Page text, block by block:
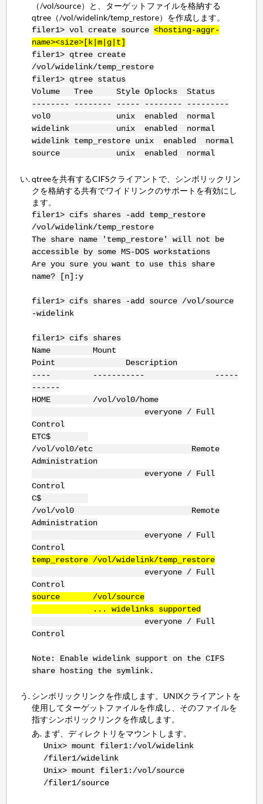
（/vol/source）と、ターゲットファイルを格納する
qtree（/vol/widelink/temp_restore）を作成します。
filer1> vol create source<hosting-aggr-
name><size>[k|m|g|t]
filer1> qtree create
/vol/widelink/temp_restore
filer1> qtree status
Volume Tree Style Oplocks Status
-------- -------- ----- -------- ---------
vol0 unix enabled normal
widelink unix enabled normal
widelink temp_restore unix enabled normal
source unix enabled normal
qtreeを共有するCIFSクライアントで、シンボリックリン
クを格納する共有でワイドリンクのサポートを有効にし
ます。
filer1> cifs shares -add temp_restore
/vol/widelink/temp_restore
The share name 'temp_restore' will not be
accessible by some MS-DOS workstations
Are you sure you want to use this share
name? [n]:y
filer1> cifs shares -add source /vol/source
-widelink
filer1> cifs shares
Name Mount
Point Description
---- ----------- -----
------
HOME /vol/vol0/home
everyone / Full
Control
ETC$
/vol/vol0/etc Remote
Administration
everyone / Full
Control
C$
/vol/vol0 Remote
Administration
everyone / Full
Control
temp_restore /vol/widelink/temp_restore
everyone / Full
Control
source /vol/source
... widelinks supported
everyone / Full
Control
Note: Enable widelink support on the CIFS
share hosting the symlink.
シンボリックリンクを作成します。UNIXクライアントを
使用してターゲットファイルを作成し、そのファイルを
指すシンボリックリンクを作成します。
まず、ディレクトリをマウントします。
Unix> mount filer1:/vol/widelink
/filer1/widelink
Unix> mount filer1:/vol/source
/filer1/source